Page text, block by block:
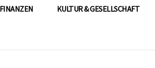
FINANZEN KULTUR & GESELLSCHAFT